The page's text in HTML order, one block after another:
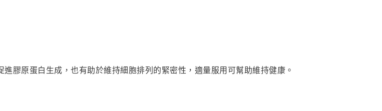
膠原蛋白生成，也有助於維持細胞排列的緊密性，適量服用可幫助維持健康。